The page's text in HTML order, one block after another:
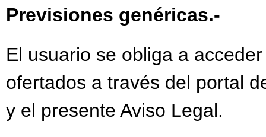
Previsiones genéricas.-
El usuario se obliga a
ofertados a través del portal
y el presente Aviso Legal.